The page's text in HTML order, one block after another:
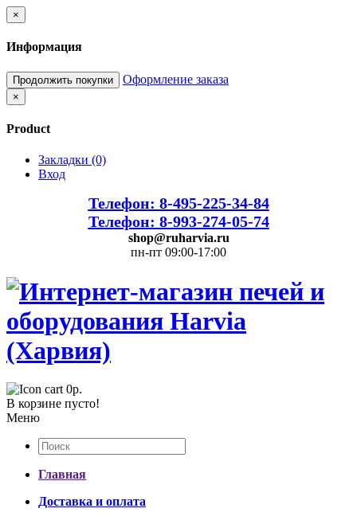
×
Информация
Продолжить покупки Оформление заказа
×
Product
Закладки (0)
Вход
Телефон: 8-495-225-34-84
Телефон: 8-993-274-05-74
shop@ruharvia.ru
пн-пт 09:00-17:00
0р.
В корзине пусто!
Меню
Главная
Доставка и оплата